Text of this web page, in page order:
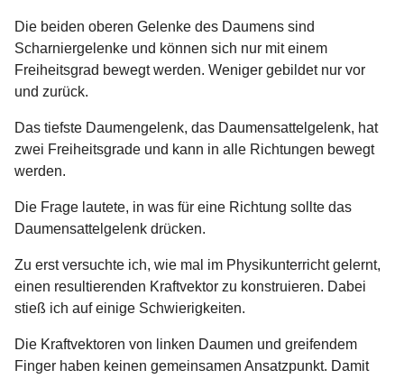
Die beiden oberen Gelenke des Daumens sind
Scharniergelenke und können sich nur mit einem
Freiheitsgrad bewegt werden. Weniger gebildet nur vor
und zurück.
Das tiefste Daumengelenk, das Daumensattelgelenk, hat
zwei Freiheitsgrade und kann in alle Richtungen bewegt
werden.
Die Frage lautete, in was für eine Richtung sollte das
Daumensattelgelenk drücken.
Zu erst versuchte ich, wie mal im Physikunterricht gelernt,
einen resultierenden Kraftvektor zu konstruieren. Dabei
stieß ich auf einige Schwierigkeiten.
Die Kraftvektoren von linken Daumen und greifendem
Finger haben keinen gemeinsamen Ansatzpunkt. Damit